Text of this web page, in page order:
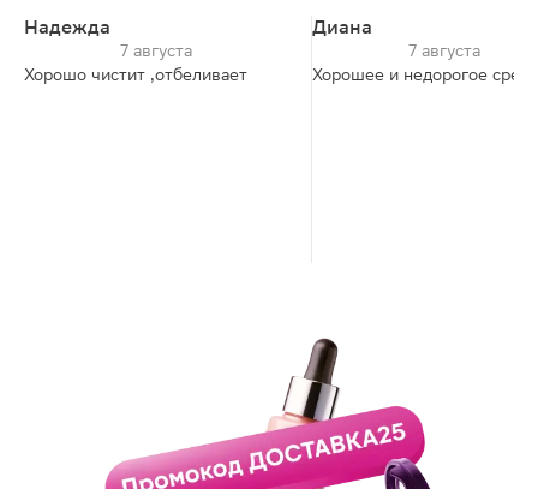
Надежда
7 августа
Хорошо чистит ,отбеливает
Диана
7 августа
Хорошее и недорогое